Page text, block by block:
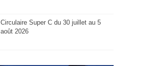
Circulaire Super C du 30 juillet au 5
août 2026